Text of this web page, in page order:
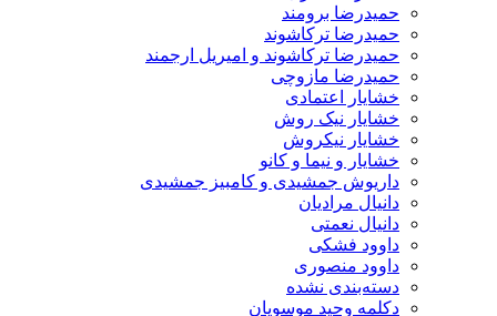
حمیدرضا برومند
حمیدرضا ترکاشوند
حمیدرضا ترکاشوند و امیریل ارجمند
حمیدرضا مازوچی
خشایار اعتمادی
خشایار نیک روش
خشایار نیکروش
خشایار و نیما و کانو
داریوش جمشیدی و کامبیز جمشیدی
دانیال مرادیان
دانیال نعمتی
داوود فشکی
داوود منصوری
دسته‌بندی نشده
دکلمه وحید موسویان